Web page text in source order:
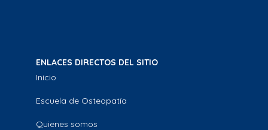
ENLACES DIRECTOS DEL SITIO
Inicio
Escuela de Osteopatía
Quienes somos